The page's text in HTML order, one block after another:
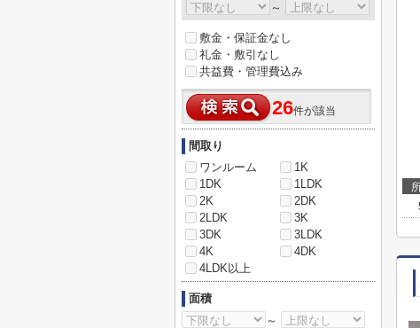
～
敷金・保証金なし
礼金・敷引なし
共益費・管理費込み
26件が該当
間取り
ワンルーム
1K
1DK
1LDK
2K
2DK
2LDK
3K
3DK
3LDK
4K
4DK
4LDK以上
面積
～